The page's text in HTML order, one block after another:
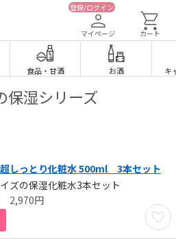
登録/ログイン
マイページ カート
食品・ 甘酒 お酒 キ
保湿シリーズ
しっとり化粧水 500ml 3本セット
ズの保湿化粧水3本セット
お気
2,970円